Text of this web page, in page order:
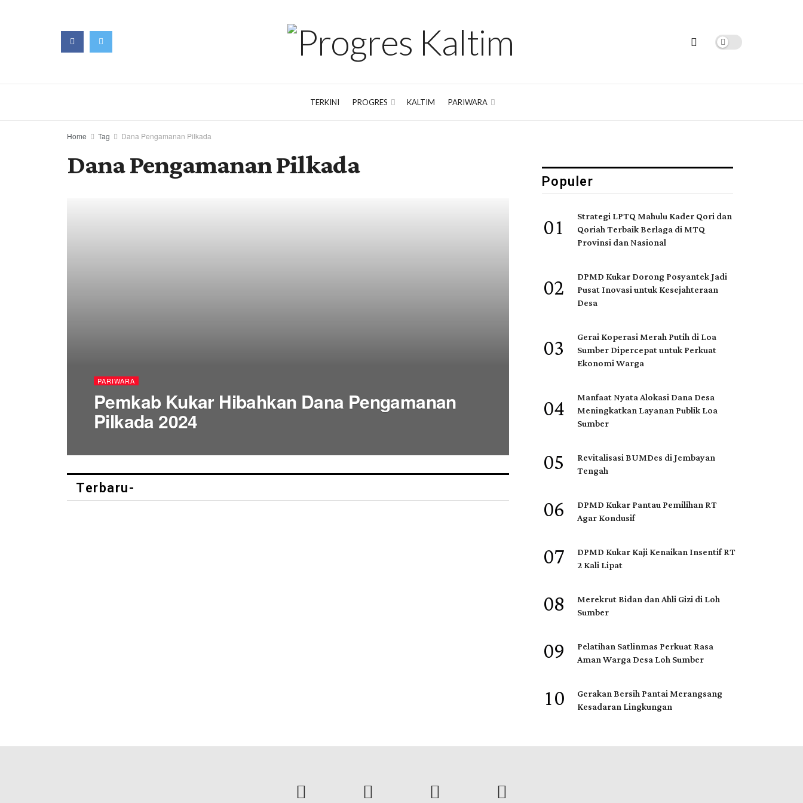
TERKINI PROGRES KALTIM PARIWARA
Home Tag Dana Pengamanan Pilkada
Dana Pengamanan Pilkada
PARIWARA
Pemkab Kukar Hibahkan Dana Pengamanan
Pilkada 2024
Terbaru-
Populer
01 Strategi LPTQ Mahulu Kader Qori dan
Qoriah Terbaik Berlaga di MTQ
Provinsi dan Nasional
02 DPMD Kukar Dorong Posyantek Jadi
Pusat Inovasi untuk Kesejahteraan
Desa
03 Gerai Koperasi Merah Putih di Loa
Sumber Dipercepat untuk Perkuat
Ekonomi Warga
04 Manfaat Nyata Alokasi Dana Desa
Meningkatkan Layanan Publik Loa
Sumber
05 Revitalisasi BUMDes di Jembayan
Tengah
06 DPMD Kukar Pantau Pemilihan RT
Agar Kondusif
07 DPMD Kukar Kaji Kenaikan Insentif RT
2 Kali Lipat
08 Merekrut Bidan dan Ahli Gizi di Loh
Sumber
09 Pelatihan Satlinmas Perkuat Rasa
Aman Warga Desa Loh Sumber
10 Gerakan Bersih Pantai Merangsang
Kesadaran Lingkungan